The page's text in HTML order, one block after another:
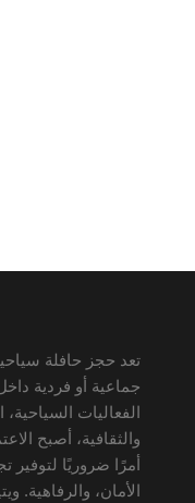
تعد حجز حافلة
جماعية أو فردية
الفعاليات
والثقافية، أصبح
أمرًا ضروريًا لتوفير
الأمان، والرفاهية.